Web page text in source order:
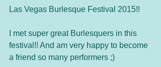
Las Vegas Burlesque Festival 2015!!
I met super great Burlesquers in this
festival!! And am very happy to become
a friend so many performers ;)